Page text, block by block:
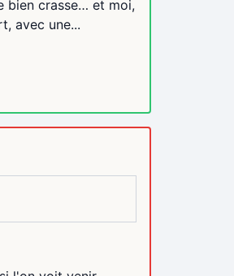
bien crasse… et moi,
avec une...